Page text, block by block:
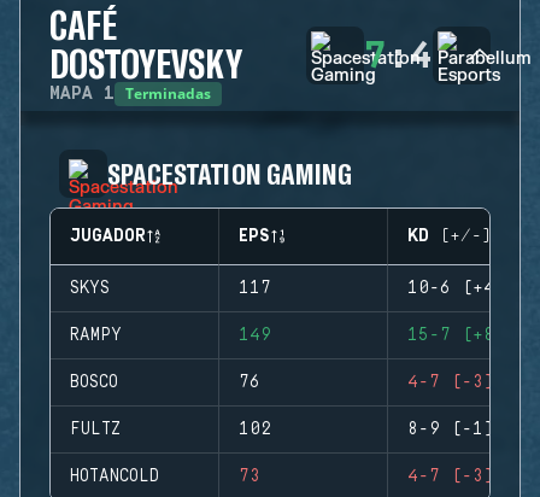
CAFÉ
DOSTOYEVSKY
MAPA 1 Terminadas
7:4
SPACESTATION GAMING
JUGADOR EPS KD (+/-)
SKYS 117 10-6 (+4)
RAMPY 149 15-7 (+8)
BOSCO 76 4-7 (-3)
FULTZ 102 8-9 (-1)
HOTANCOLD 73 4-7 (-3)